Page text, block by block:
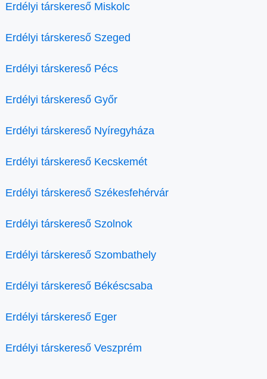
Erdélyi társkereső Miskolc
Erdélyi társkereső Szeged
Erdélyi társkereső Pécs
Erdélyi társkereső Győr
Erdélyi társkereső Nyíregyháza
Erdélyi társkereső Kecskemét
Erdélyi társkereső Székesfehérvár
Erdélyi társkereső Szolnok
Erdélyi társkereső Szombathely
Erdélyi társkereső Békéscsaba
Erdélyi társkereső Eger
Erdélyi társkereső Veszprém